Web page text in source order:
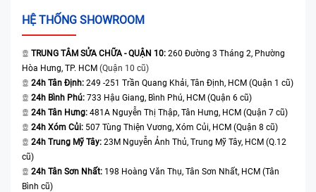
2. Nguyên nhân dẫn đến tình trạng cần thay camera
iPhone 17 Pro
- Rơi rớt hoặc va chạm mạnh:Mặc dù iPhone 17 Pro
được hoàn thiện với khung viền cứng cáp và cụm
camera được gia cố tốt hơn so với các thế hệ trước, tác
động vật lý mạnh vẫn là nguyên nhân hàng đầu gây
hư hại camera. Khi thiết bị bị rơi từ độ cao, bị đè nặng
trong balo hoặc va đập trong quá trình sử dụng, lực
HỆ THỐNG SHOWROOM
TRUNG TÂM SỬA CHỮA - QUẬN 10: 260 Đường 3 Tháng 2, Phường
Hòa Hưng, TP. HCM (Quận 10 cũ)
24h Tân Định: 249 -251 Trần Quang Khải, Tân Định, HCM (Quận 1 cũ)
24h Bình Phú: 733 Hậu Giang, Bình Phú, HCM (Quận 6 cũ)
24h Tân Hưng: 481A Nguyễn Thị Thập, Tân Hưng, HCM (Quận 7 cũ)
24h Xóm Củi: 507 Tùng Thiện Vương, Xóm Củi, HCM (Quận 8 cũ)
24h Trung Mỹ Tây: 23M Nguyễn Ảnh Thủ, Trung Mỹ Tây, HCM (Q.12
cũ)
24h Tân Sơn Nhất: 198 Hoàng Văn Thụ, Tân Sơn Nhất, HCM (Tân
Bình cũ)